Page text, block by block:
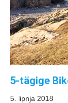
5-tägige
5. lipnja 2018